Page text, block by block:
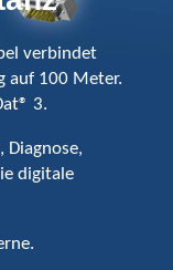
verbindet
auf 100 Meter.
3.
Diagnose,
digitale